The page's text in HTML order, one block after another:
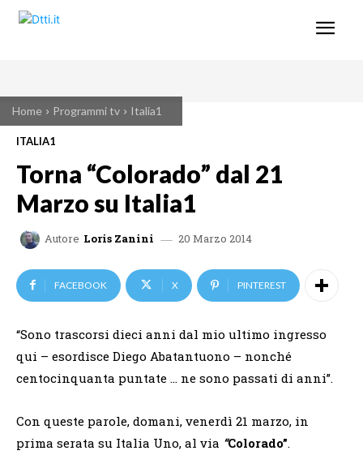
Home Programmi tv Italia1
ITALIA1
Torna “Colorado” dal 21
Marzo su Italia1
Autore Loris Zanini 20 Marzo 2014
FACEBOOK X PINTEREST
“Sono trascorsi dieci anni dal mio ultimo ingresso
qui – esordisce Diego Abatantuono – nonché
centocinquanta puntate … ne sono passati di anni”.
Con queste parole, domani, venerdì 21 marzo, in
prima serata su Italia Uno, al via “Colorado”.